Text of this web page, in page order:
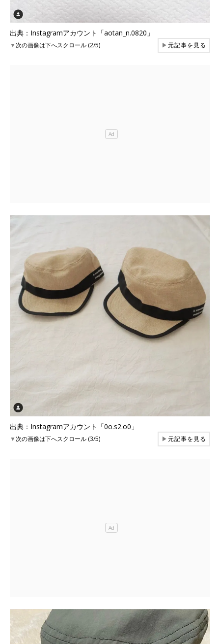
出典：Instagramアカウント「aotan_n.0820」
▼次の画像は下へスクロール (2/5) ▶元記事を見る
出典：Instagramアカウント「0o.s2.o0」
▼次の画像は下へスクロール (3/5) ▶元記事を見る